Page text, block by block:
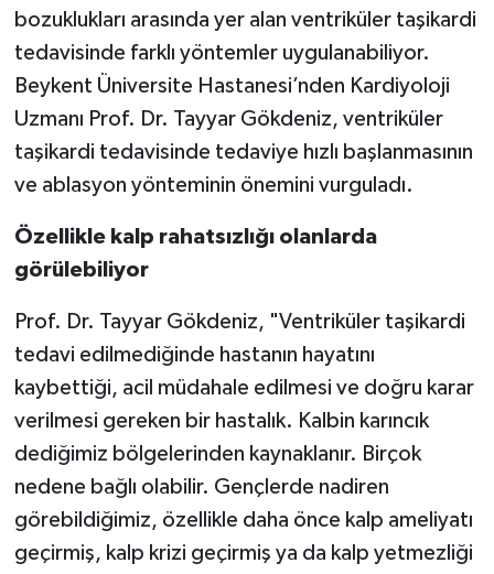
bozuklukları arasında yer alan ventriküler taşikardi
tedavisinde farklı yöntemler uygulanabiliyor.
Beykent Üniversite Hastanesi’nden Kardiyoloji
Uzmanı Prof. Dr. Tayyar Gökdeniz, ventriküler
taşikardi tedavisinde tedaviye hızlı başlanmasının
ve ablasyon yönteminin önemini vurguladı.
Özellikle kalp rahatsızlığı olanlarda
görülebiliyor
Prof. Dr. Tayyar Gökdeniz, "Ventriküler taşikardi
tedavi edilmediğinde hastanın hayatını
kaybettiği, acil müdahale edilmesi ve doğru karar
verilmesi gereken bir hastalık. Kalbin karıncık
dediğimiz bölgelerinden kaynaklanır. Birçok
nedene bağlı olabilir. Gençlerde nadiren
görebildiğimiz, özellikle daha önce kalp ameliyatı
geçirmiş, kalp krizi geçirmiş ya da kalp yetmezliği